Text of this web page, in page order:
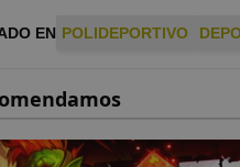
EN POLIDEPORTIVO